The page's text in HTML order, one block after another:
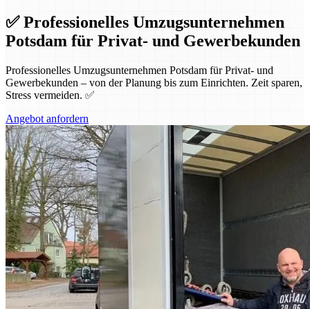
✅ Professionelles Umzugsunternehmen
Potsdam für Privat- und Gewerbekunden
Professionelles Umzugsunternehmen Potsdam für Privat- und
Gewerbekunden – von der Planung bis zum Einrichten. Zeit sparen,
Stress vermeiden. ✅
Angebot anfordern